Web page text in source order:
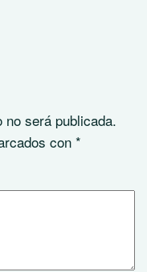
será publicada.
con *